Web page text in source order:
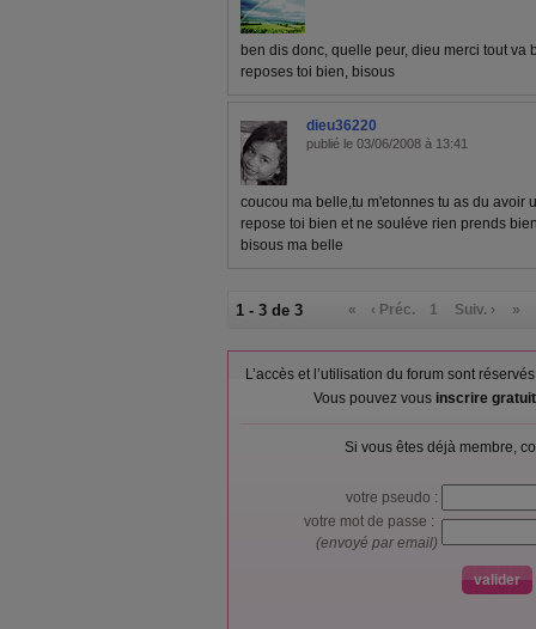
ben dis donc, quelle peur, dieu merci tout va
reposes toi bien, bisous
dieu36220
publié le 03/06/2008 à 13:41
coucou ma belle,tu m'etonnes tu as du avoir
repose toi bien et ne souléve rien prends
bisous ma belle
1 - 3 de 3 « ‹ Préc. 1 Suiv. › »
L’accès et l’utilisation du forum sont
Vous pouvez vous inscrire
Si vous êtes déjà membre,
votre pseudo :
votre mot de passe :
(envoyé par email)